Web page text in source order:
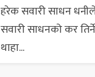
हरेक सवारी साधन
सवारी साधनको कर
थाहा...